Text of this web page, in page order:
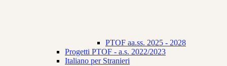
PTOF aa.ss. 2025 - 2028
Progetti PTOF - a.s. 2022/2023
Italiano per Stranieri